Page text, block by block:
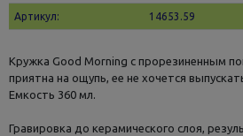
Артикул: 14653.59
Кружка Good Morning с прорезиненным
приятна на ощупь, ее не хочется
Емкость 360 мл.
Гравировка до керамического слоя,